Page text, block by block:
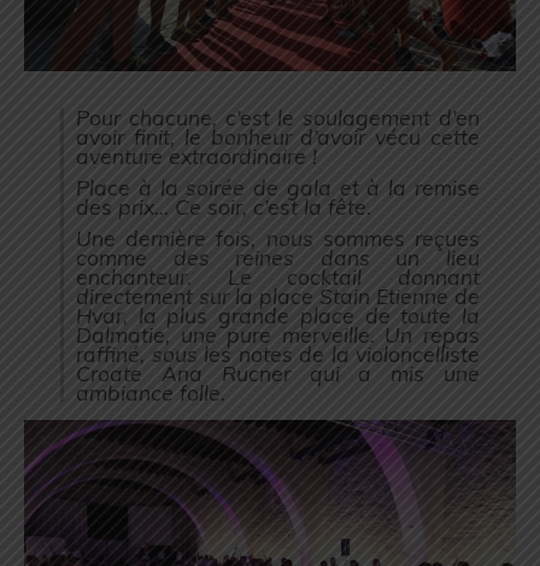
Pour chacune, c’est le soulagement d’en
avoir finit, le bonheur d’avoir vécu cette
aventure extraordinaire !
Place à la soirée de gala et à la remise
des prix… Ce soir, c’est la fête.
Une dernière fois, nous sommes reçues
comme des reines dans un lieu
enchanteur. Le cocktail donnant
directement sur la place Stain Etienne de
Hvar, la plus grande place de toute la
Dalmatie, une pure merveille. Un repas
raffiné, sous les notes de la violoncelliste
Croate Ana Rucner qui a mis une
ambiance folle.